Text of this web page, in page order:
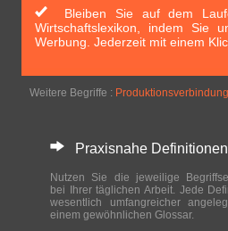
Bleiben Sie auf dem
Wirtschaftslexikon, indem Sie
Werbung. Jederzeit mit einem
Weitere Begriffe :
Praxisnahe Definitionen
Nutzen Sie die jeweilige
bei Ihrer täglichen Arbeit. Jede
wesentlich umfangreicher
einem gewöhnlichen Glossar.